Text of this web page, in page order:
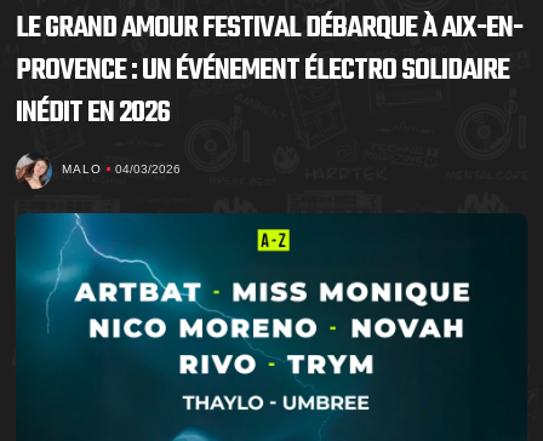
LE GRAND AMOUR FESTIVAL DÉBARQUE À AIX-EN-
PROVENCE : UN ÉVÉNEMENT ÉLECTRO SOLIDAIRE
INÉDIT EN 2026
MALO 04/03/2026